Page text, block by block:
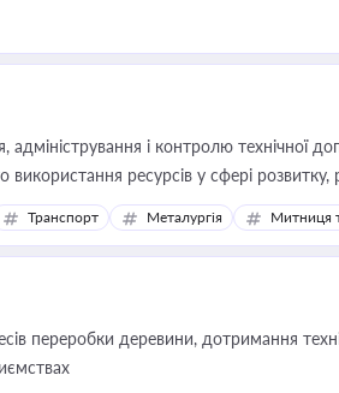
і контролю технічної
ресурсів у сфері
Транспорт Металургія Митниця
переробки деревини, дотримання